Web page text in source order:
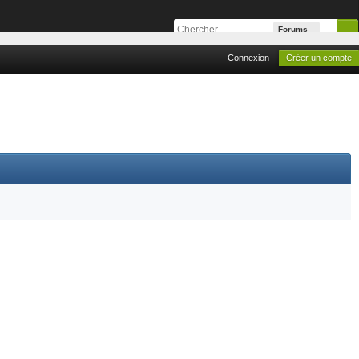
Forums
Connexion Créer un compte